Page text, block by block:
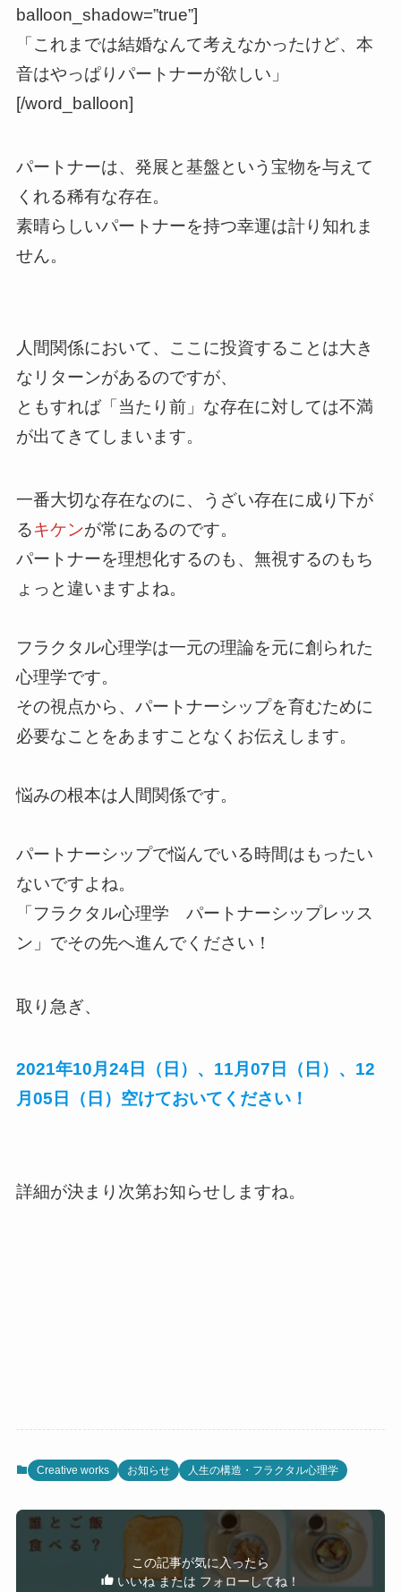
balloon_shadow=”true”]
「これまでは結婚なんて考えなかったけど、本
音はやっぱりパートナーが欲しい」
[/word_balloon]
パートナーは、発展と基盤という宝物を与えて
くれる稀有な存在。
素晴らしいパートナーを持つ幸運は計り知れま
せん。
人間関係において、ここに投資することは大き
なリターンがあるのですが、
ともすれば「当たり前」な存在に対しては不満
が出てきてしまいます。
一番大切な存在なのに、うざい存在に成り下が
るキケンが常にあるのです。
パートナーを理想化するのも、無視するのもち
ょっと違いますよね。
フラクタル心理学は一元の理論を元に創られた
心理学です。
その視点から、パートナーシップを育むために
必要なことをあますことなくお伝えします。
悩みの根本は人間関係です。
パートナーシップで悩んでいる時間はもったい
ないですよね。
「フラクタル心理学 パートナーシップレッス
ン」でその先へ進んでください！
取り急ぎ、
2021年10月24日（日）、11月07日（日）、12
月05日（日）空けておいてください！
詳細が決まり次第お知らせしますね。
Creative works お知らせ 人生の構造・フラクタル心理学
この記事が気に入ったら
いいね または フォローしてね！